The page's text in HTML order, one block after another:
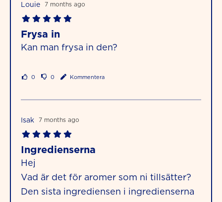
Louie 7 months ago
Frysa in
Kan man frysa in den?
0 0 Kommentera
Isak 7 months ago
Ingredienserna
Hej
Vad är det för aromer som ni tillsätter?
Den sista ingrediensen i ingredienserna